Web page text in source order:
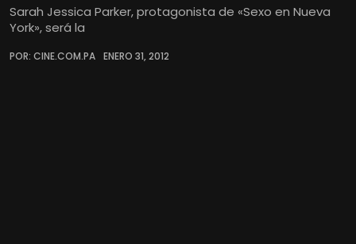
Sarah Jessica Parker, protagonista de «Sexo en Nueva
York», será la
POR: CINE.COM.PA ENERO 31, 2012